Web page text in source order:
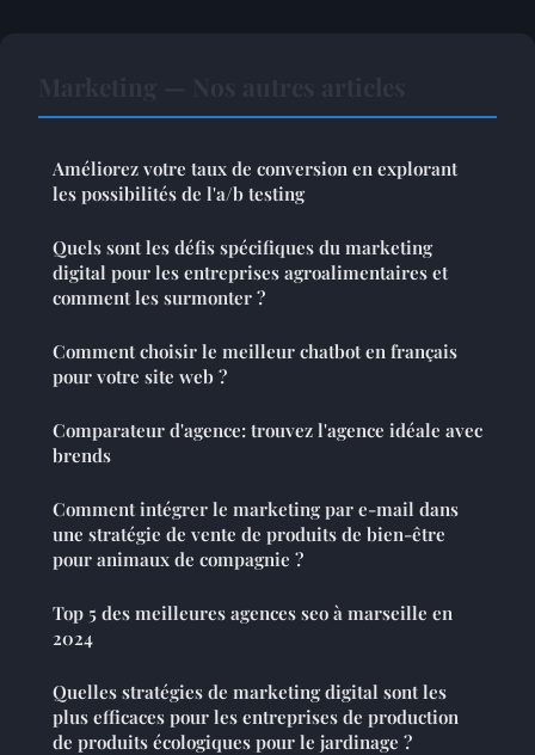
Améliorez votre taux de conversion en explorant
les possibilités de l'a/b testing
Quels sont les défis spécifiques du marketing
digital pour les entreprises agroalimentaires et
comment les surmonter ?
Comment choisir le meilleur chatbot en français
pour votre site web ?
Comparateur d'agence: trouvez l'agence idéale avec
brends
Comment intégrer le marketing par e-mail dans
une stratégie de vente de produits de bien-être
pour animaux de compagnie ?
Top 5 des meilleures agences seo à marseille en
2024
Quelles stratégies de marketing digital sont les
plus efficaces pour les entreprises de production
de produits écologiques pour le jardinage ?